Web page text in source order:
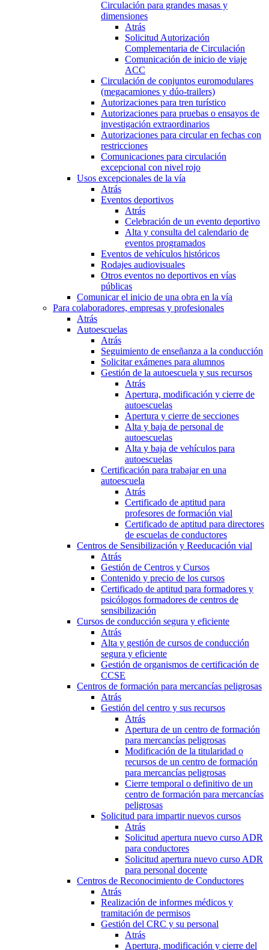
Circulación para grandes masas y
dimensiones
Atrás
Solicitud Autorización
Complementaria de Circulación
Comunicación de inicio de viaje
ACC
Circulación de conjuntos euromodulares
(megacamiones y dúo-trailers)
Autorizaciones para tren turístico
Autorizaciones para pruebas o ensayos de
investigación extraordinarios
Autorizaciones para circular en fechas con
restricciones
Comunicaciones para circulación
excepcional con nivel rojo
Usos excepcionales de la vía
Atrás
Eventos deportivos
Atrás
Celebración de un evento deportivo
Alta y consulta del calendario de
eventos programados
Eventos de vehículos históricos
Rodajes audiovisuales
Otros eventos no deportivos en vías
públicas
Comunicar el inicio de una obra en la vía
Para colaboradores, empresas y profesionales
Atrás
Autoescuelas
Atrás
Seguimiento de enseñanza a la conducción
Solicitar exámenes para alumnos
Gestión de la autoescuela y sus recursos
Atrás
Apertura, modificación y cierre de
autoescuelas
Apertura y cierre de secciones
Alta y baja de personal de
autoescuelas
Alta y baja de vehículos para
autoescuelas
Certificación para trabajar en una
autoescuela
Atrás
Certificado de aptitud para
profesores de formación vial
Certificado de aptitud para directores
de escuelas de conductores
Centros de Sensibilización y Reeducación vial
Atrás
Gestión de Centros y Cursos
Contenido y precio de los cursos
Certificado de aptitud para formadores y
psicólogos formadores de centros de
sensibilización
Cursos de conducción segura y eficiente
Atrás
Alta y gestión de cursos de conducción
segura y eficiente
Gestión de organismos de certificación de
CCSE
Centros de formación para mercancías peligrosas
Atrás
Gestión del centro y sus recursos
Atrás
Apertura de un centro de formación
para mercancías peligrosas
Modificación de la titularidad o
recursos de un centro de formación
para mercancías peligrosas
Cierre temporal o definitivo de un
centro de formación para mercancías
peligrosas
Solicitud para impartir nuevos cursos
Atrás
Solicitud apertura nuevo curso ADR
para conductores
Solicitud apertura nuevo curso ADR
para personal docente
Centros de Reconocimiento de Conductores
Atrás
Realización de informes médicos y
tramitación de permisos
Gestión del CRC y su personal
Atrás
Apertura, modificación y cierre del